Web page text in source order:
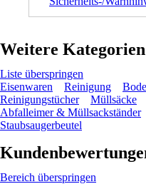
Weitere Kategorien
Liste überspringen
Eisenwaren
Reinigung
Reinigungstücher
Müllsäcke
Abfalleimer & Müllsackständer
Staubsaugerbeutel
Bereich überspringen